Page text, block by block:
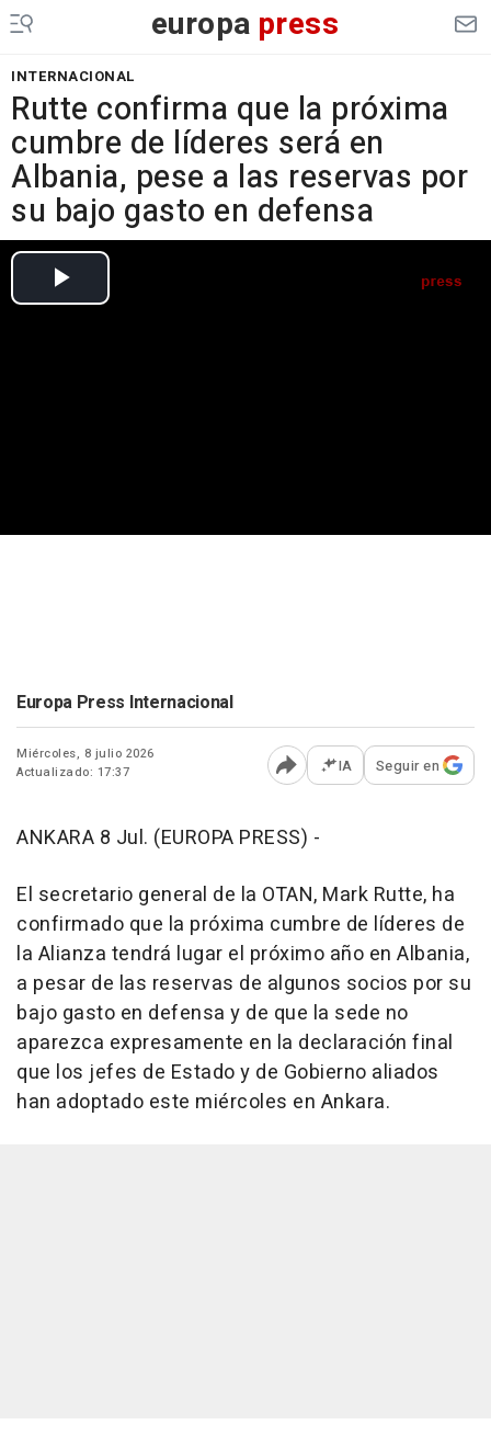
europa press
INTERNACIONAL
Rutte confirma que la próxima
cumbre de líderes será en
Albania, pese a las reservas por
su bajo gasto en defensa
Europa Press Internacional
Miércoles, 8 julio 2026
Actualizado: 17:37
Abrir opciones para
IA Seguir en
ANKARA 8 Jul. (EUROPA PRESS) -
El secretario general de la OTAN, Mark Rutte, ha
confirmado que la próxima cumbre de líderes de
la Alianza tendrá lugar el próximo año en Albania,
a pesar de las reservas de algunos socios por su
bajo gasto en defensa y de que la sede no
aparezca expresamente en la declaración final
que los jefes de Estado y de Gobierno aliados
han adoptado este miércoles en Ankara.